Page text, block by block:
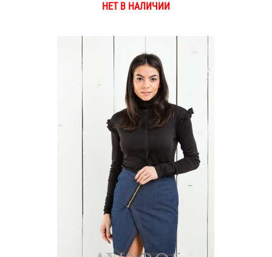
НЕТ В НАЛИЧИИ